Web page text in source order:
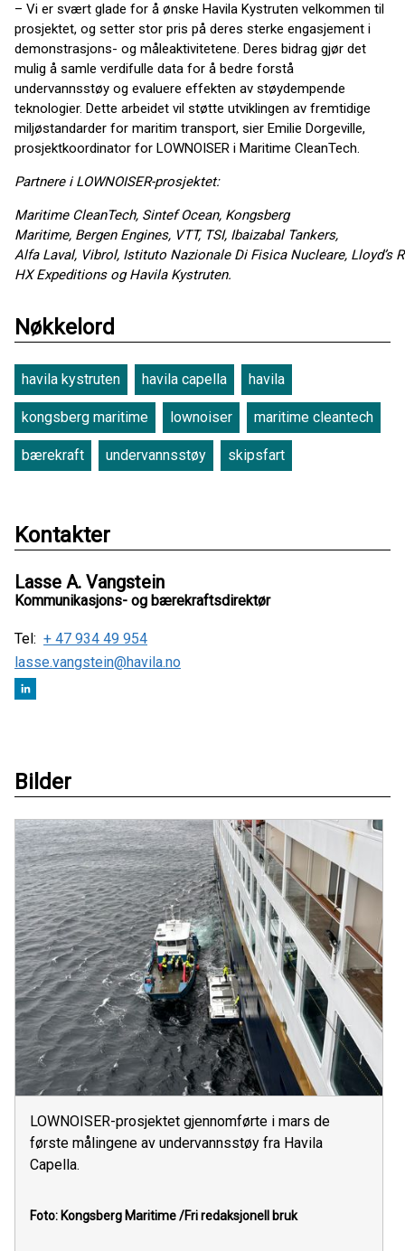
– Vi er svært glade for å ønske Havila Kystruten velkommen til
prosjektet, og setter stor pris på deres sterke engasjement i
demonstrasjons- og måleaktivitetene. Deres bidrag gjør det
mulig å samle verdifulle data for å bedre forstå
undervannsstøy og evaluere effekten av støydempende
teknologier. Dette arbeidet vil støtte utviklingen av fremtidige
miljøstandarder for maritim transport, sier Emilie Dorgeville,
prosjektkoordinator for LOWNOISER i Maritime CleanTech.
Partnere i LOWNOISER-prosjektet:
Maritime CleanTech, Sintef Ocean, Kongsberg
Maritime, Bergen Engines, VTT, TSI, Ibaizabal Tankers,
Alfa Laval, Vibrol, Istituto Nazionale Di Fisica Nucleare, Lloyd’s
HX Expeditions og Havila Kystruten.
Nøkkelord
havila kystruten havila capella havila
kongsberg maritime lownoiser maritime cleantech
bærekraft undervannsstøy skipsfart
Kontakter
Lasse A. Vangstein
Kommunikasjons- og bærekraftsdirektør
Tel: + 47 934 49 954
lasse.vangstein@havila.no
Bilder
LOWNOISER-prosjektet gjennomførte i mars de
første målingene av undervannsstøy fra Havila
Capella.
Foto: Kongsberg Maritime/Fri redaksjonell bruk